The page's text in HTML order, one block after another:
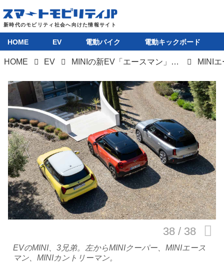
EV
電動バイク
電動キックボード
ライフスタイル
テクノロジー
このメディアについて
運営会社
HOME EV 電動バイク 電動キックボード
HOME EV MINIの新EV「エースマン」発売。シンプルデザインで全長約4.1mのコンパクトなSUV MINI
EVのMINI、3兄弟。左からMINIクーパー、MINIエース
マン、MINIカントリーマン。